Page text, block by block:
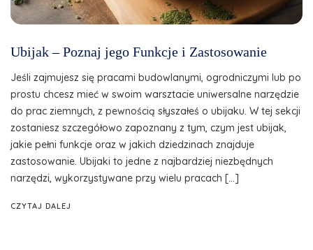
Ubijak – Poznaj jego Funkcje i Zastosowanie
Jeśli zajmujesz się pracami budowlanymi, ogrodniczymi lub po
prostu chcesz mieć w swoim warsztacie uniwersalne narzędzie
do prac ziemnych, z pewnością słyszałeś o ubijaku. W tej sekcji
zostaniesz szczegółowo zapoznany z tym, czym jest ubijak,
jakie pełni funkcje oraz w jakich dziedzinach znajduje
zastosowanie. Ubijaki to jedne z najbardziej niezbędnych
narzędzi, wykorzystywane przy wielu pracach […]
CZYTAJ DALEJ